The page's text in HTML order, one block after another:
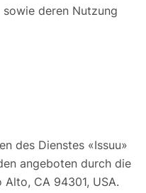
deren Nutzung
des Dienstes «Issuu»
angeboten durch die
Alto, CA 94301, USA.